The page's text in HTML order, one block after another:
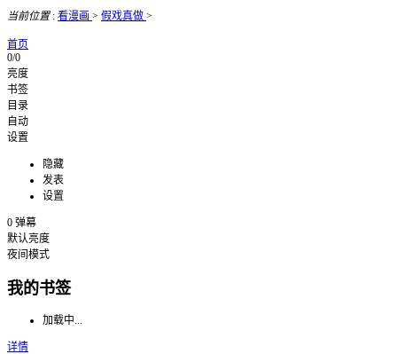
当前位置: 看漫画 > 假戏真做 >
首页
0/0
亮度
书签
目录
自动
设置
隐藏
发表
设置
0 弹幕
默认亮度
夜间模式
我的书签
加载中...
详情